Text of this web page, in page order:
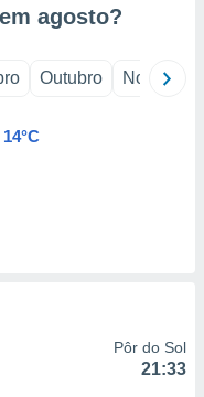
agosto?
Outubro Novembro
14°C
Pôr do Sol
21:33